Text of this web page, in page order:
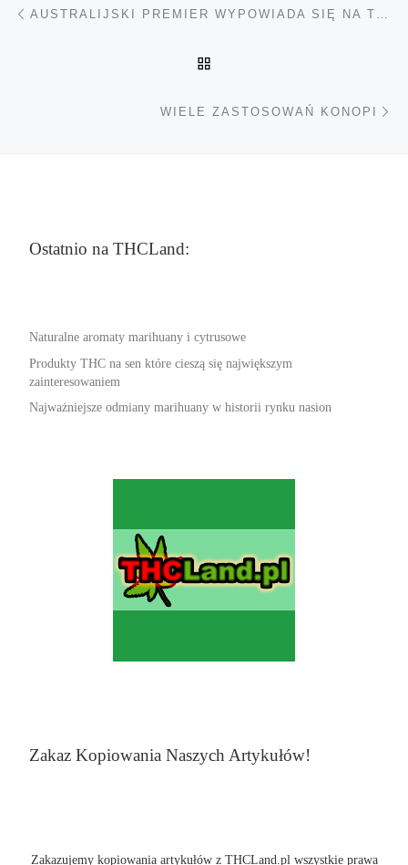
WIELE ZASTOSOWAŃ KONOPI
Ostatnio na THCLand:
Naturalne aromaty marihuany i cytrusowe
Produkty THC na sen które cieszą się największym
zainteresowaniem
Najważniejsze odmiany marihuany w historii rynku nasion
Zakaz Kopiowania Naszych Artykułów!
Zakazujemy kopiowania artykułów z THCLand.pl wszystkie prawa